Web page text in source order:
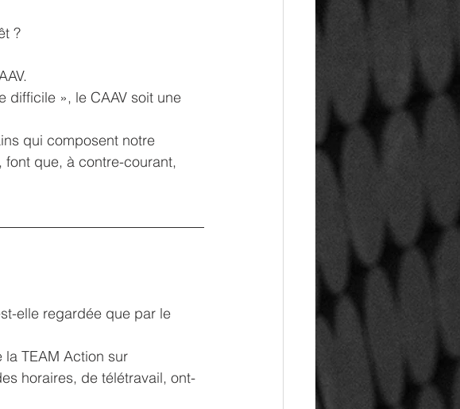
?
difficile », le CAAV soit une
qui composent notre
font que, à contre-courant,
elle regardée que par le
TEAM Action sur
horaires, de télétravail, ont-